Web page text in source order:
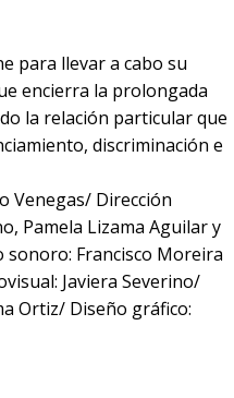
para llevar a cabo su
encierra la prolongada
la relación particular que
discriminación e
Venegas/ Dirección
Pamela Lizama Aguilar y
sonoro: Francisco Moreira
Javiera Severino/
Ortiz/ Diseño gráfico: